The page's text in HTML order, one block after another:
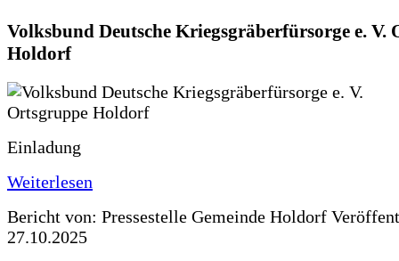
Volksbund Deutsche Kriegsgräberfürsorge e. V.
Holdorf
Einladung
Weiterlesen
Bericht von: Pressestelle Gemeinde Holdorf
27.10.2025